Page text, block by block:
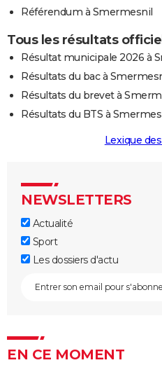
Référendum à Smermesnil
Tous les résultats
Résultat municipale 2026 à
Résultats du bac à
Résultats du brevet à
Résultats du BTS à
Lexique
NEWSLETTERS
Actualité
Sport
Les dossiers d'actu
EN CE MOMENT